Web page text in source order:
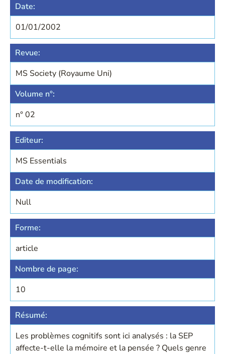
Date:
01/01/2002
Revue:
MS Society (Royaume Uni)
Volume n°:
n° 02
Editeur:
MS Essentials
Date de modification:
Null
Forme:
article
Nombre de page:
10
Résumé:
Les problèmes cognitifs sont ici analysés : la SEP
affecte-t-elle la mémoire et la pensée ? Quels genre